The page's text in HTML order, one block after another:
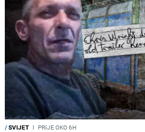
/SVIJET I PRIJE OKO 6H